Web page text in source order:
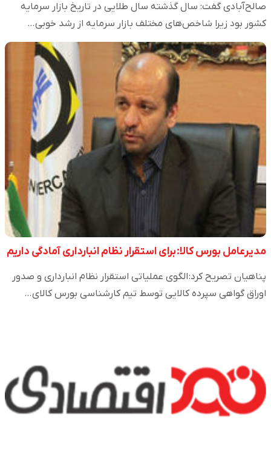
صالح‌آبادی گفت: سال گذشته سال طلایی در تاریخ بازار سرمایه
کشور بود زیرا شاخص‌های مختلف بازار سرمایه از رشد خوبی…
مدیرعامل بورس کالا: برای استقرار نظام انبارداری آمادگی داریم
پناهیان تصریح کرد: الگوی عملیاتی استقرار نظام انبارداری و صدور
اوراق گواهی سپرده کالایی توسط تیم کارشناسی بورس کالای…